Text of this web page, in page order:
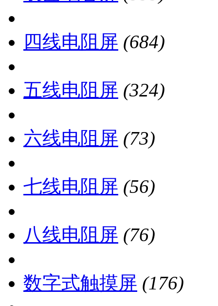
四线电阻屏 (684)
五线电阻屏 (324)
六线电阻屏 (73)
七线电阻屏 (56)
八线电阻屏 (76)
数字式触摸屏 (176)